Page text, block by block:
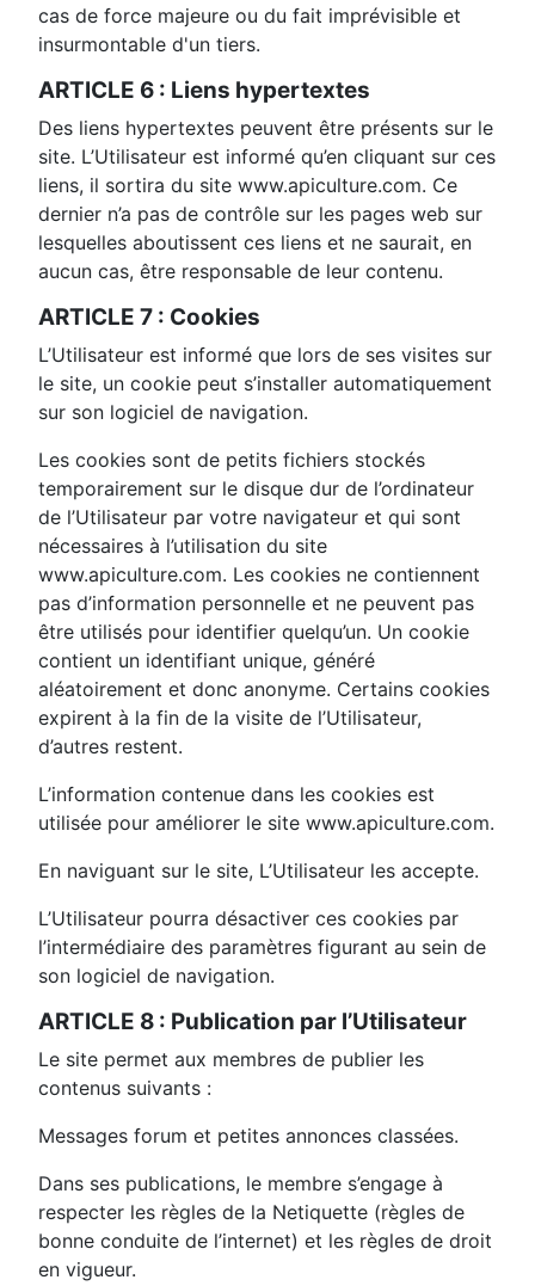
cas de force majeure ou du fait imprévisible et
insurmontable d'un tiers.
ARTICLE 6 : Liens hypertextes
Des liens hypertextes peuvent être présents sur le
site. L’Utilisateur est informé qu’en cliquant sur ces
liens, il sortira du site www.apiculture.com. Ce
dernier n’a pas de contrôle sur les pages web sur
lesquelles aboutissent ces liens et ne saurait, en
aucun cas, être responsable de leur contenu.
ARTICLE 7 : Cookies
L’Utilisateur est informé que lors de ses visites sur
le site, un cookie peut s’installer automatiquement
sur son logiciel de navigation.
Les cookies sont de petits fichiers stockés
temporairement sur le disque dur de l’ordinateur
de l’Utilisateur par votre navigateur et qui sont
nécessaires à l’utilisation du site
www.apiculture.com. Les cookies ne contiennent
pas d’information personnelle et ne peuvent pas
être utilisés pour identifier quelqu’un. Un cookie
contient un identifiant unique, généré
aléatoirement et donc anonyme. Certains cookies
expirent à la fin de la visite de l’Utilisateur,
d’autres restent.
L’information contenue dans les cookies est
utilisée pour améliorer le site www.apiculture.com.
En naviguant sur le site, L’Utilisateur les accepte.
L’Utilisateur pourra désactiver ces cookies par
l’intermédiaire des paramètres figurant au sein de
son logiciel de navigation.
ARTICLE 8 : Publication par l’Utilisateur
Le site permet aux membres de publier les
contenus suivants :
Messages forum et petites annonces classées.
Dans ses publications, le membre s’engage à
respecter les règles de la Netiquette (règles de
bonne conduite de l’internet) et les règles de droit
en vigueur.